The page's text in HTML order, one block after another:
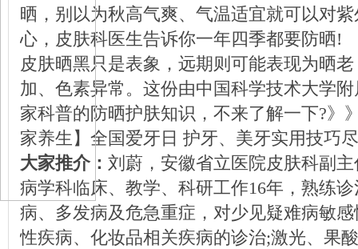
晒，别以为秋高气爽、气温适宜就可以对
心，皮肤科医生告诉你一年四季都要防晒!
皮肤晒黑只是表象，远期则可能表现为晒
加、色素异常。这份由中国科学技术大学
家科普的防晒护肤知识，不来了解一下?》
家养生】全国爱牙日 护牙、美牙实用技巧
大家推介： 刘蔚，安徽省立医院皮肤科副
病学科临床、教学、科研工作16年，熟练
病、多发病及危急重症，对少见疑难病敏
性疾病、化妆品相关疾病的诊治;激光、果